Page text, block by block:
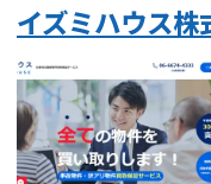
イズミハウス株